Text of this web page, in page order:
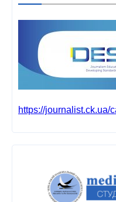
https://journalist.ck.ua/